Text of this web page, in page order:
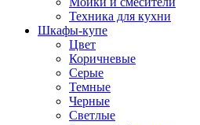
Техника для кухни
Шкафы-купе
Цвет
Коричневые
Серые
Темные
Черные
Светлые